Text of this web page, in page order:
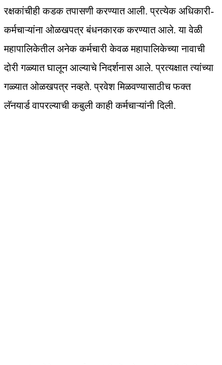
रक्षकांचीही कडक तपासणी करण्यात आली. प्रत्येक अधिकारी-
कर्मचाऱ्यांना ओळखपत्र बंधनकारक करण्यात आले. या वेळी
महापालिकेतील अनेक कर्मचारी केवळ महापालिकेच्या नावाची
दोरी गळ्यात घालून आल्याचे निदर्शनास आले. प्रत्यक्षात त्यांच्या
गळ्यात ओळखपत्र नव्हते. प्रवेश मिळवण्यासाठीच फक्त
लॅनयार्ड वापरल्याची कबुली काही कर्मचाऱ्यांनी दिली.